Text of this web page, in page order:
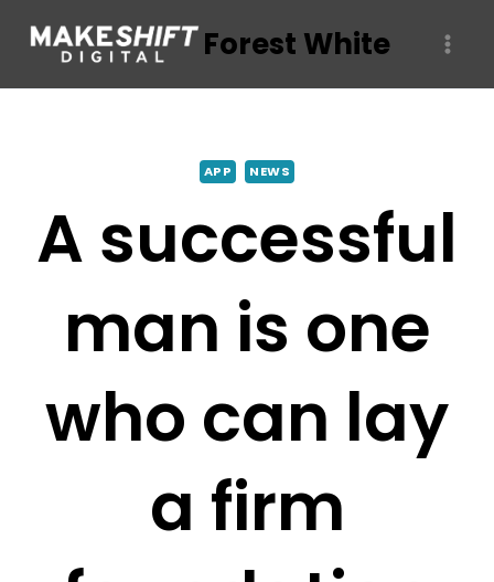
Forest White
APP NEWS
A successful
man is one
who can lay
a firm